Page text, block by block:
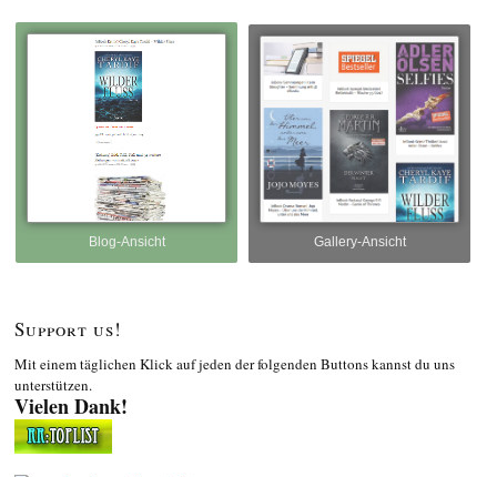
Blog-Ansicht Gallery-Ansicht
Support us!
Mit einem täglichen Klick auf jeden der folgenden Buttons kannst du uns
unterstützen.
Vielen Dank!